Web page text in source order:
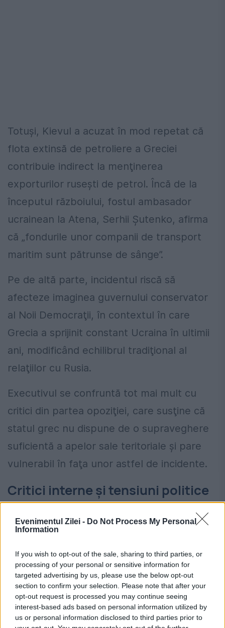
Evenimentul Zilei - Do Not Process My Personal
Information
If you wish to opt-out of the sale, sharing to third parties, or
processing of your personal or sensitive information for
targeted advertising by us, please use the below opt-out
section to confirm your selection. Please note that after your
opt-out request is processed you may continue seeing
interest-based ads based on personal information utilized by
us or personal information disclosed to third parties prior to
Totuşi, Kievul a acuzat în mod repetat că
flota extinsă de petroliere a Greciei
contribuie indirect la menţinerea
exporturilor ruseşti de petrol. Încă de la
începutul războiului, fostul ambasador
ucrainean la Atena, Serhii Şutenko, afirma
că „fondurile unor companii de transport
maritim sunt pătrunse de sânge”.
Pe de altă parte, incidentul riscă să
afecteze imaginea guvernului conservator
al Noii Democraţii, în contextul în care
Grecia a sprijinit constant Ucraina în ultimii
ani, modificând echilibrul tradiţional al
relaţiilor cu Rusia.
Executivul se confruntă tot mai mult cu
critici din partea opoziţiei, care susţine că
statul grec nu dispune de o supraveghere
suficientă a apelor sale teritoriale şi pare
vulnerabil în faţa unor astfel de incidente.
Critici interne şi tensiuni politice
ultranaţionaliste Soluţia Greacă,
afirmat că preşedintele Volodimir Zelenski
„nu a fost niciodată un prieten al Greciei, ci
dimpotrivă”. Totuşi, el a adăugat că partidul
său ar valorifica tehnologia, precizând că ar